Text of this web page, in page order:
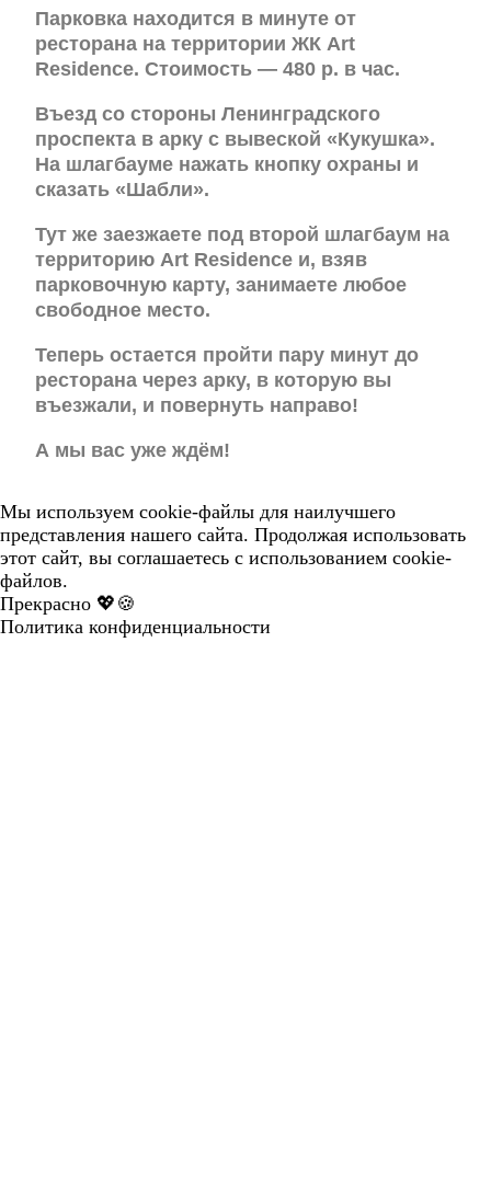
Парковка находится в минуте от
ресторана на территории ЖК Art
Residence. Стоимость — 480 р. в час.
Въезд со стороны Ленинградского
проспекта в арку с вывеской «Кукушка».
На шлагбауме нажать кнопку охраны и
сказать «Шабли».
Тут же заезжаете под второй шлагбаум на
территорию Art Residence и, взяв
парковочную карту, занимаете любое
свободное место.
Теперь остается пройти пару минут до
ресторана через арку, в которую вы
въезжали, и повернуть направо!
А мы вас уже ждём!
Мы используем cookie-файлы для наилучшего
представления нашего сайта. Продолжая использовать
этот сайт, вы соглашаетесь с использованием cookie-
файлов.
Прекрасно 💖🍪
Политика конфиденциальности